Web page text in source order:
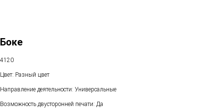
Боке
4120
Цвет: Разный цвет
Направление деятельности: Универсальные
Возможность двусторонней печати: Да